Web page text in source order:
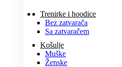
Trenirke i hoodice
Bez zatvarača
Sa zatvaračem
Košulje
Muške
Ženske